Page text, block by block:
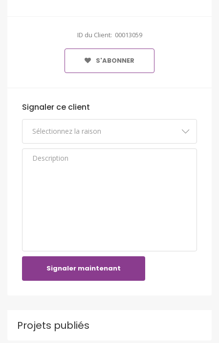
ID du Client: 00013059
S'ABONNER
Signaler ce client
Signaler maintenant
Projets publiés